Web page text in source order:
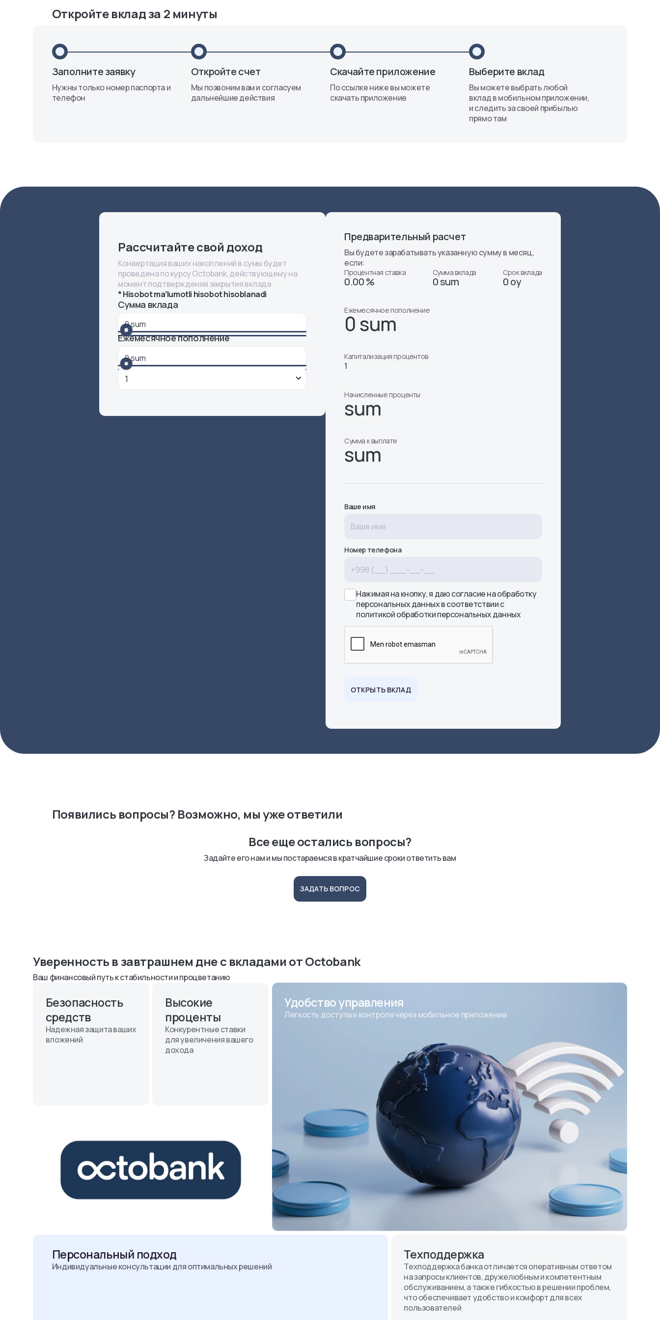
Откройте вклад за 2 минуты
Заполните заявку
Нужны только номер паспорта и
телефон
Откройте счет
Мы позвоним вам и согласуем
дальнейшие действия
Скачайте приложение
По ссылке ниже вы можете
скачать приложение
Выберите вклад
Вы можете выбрать любой
вклад в мобильном приложении,
и следить за своей прибылью
прямо там
Рассчитайте свой доход
Конвертация ваших накоплений в сумы будет
проведена по курсу Octobank, действующему на
момент подтверждения закрытия вклада
* Hisobot maʼlumotli hisobot hisoblanadi
Сумма вклада
Ежемесячное пополнение
Предварительный расчет
Вы будете зарабатывать указанную сумму в месяц,
если:
Процентная ставка
0.00 %
Сумма вклада
0 sum
Срок вклада
0 oy
Ежемесячное пополнение
0 sum
Капитализация процентов
1
Начисленные проценты
sum
Сумма к выплате
sum
Ваше имя
Номер телефона
Нажимая на кнопку, я даю согласие на обработку
персональных данныхв соответствии с
политикой обработки персональных данных
ОТКРЫТЬ ВКЛАД
Появились вопросы? Возможно, мы уже ответили
Все еще остались вопросы?
Задайте его нам и мы постараемся в кратчайшие сроки ответить вам
ЗАДАТЬ ВОПРОС
Уверенность в завтрашнем дне с вкладами от Octobank
Ваш финансовый путь к стабильности и процветанию
Безопасность
средств
Надежная защита ваших
вложений
Высокие
проценты
Конкурентные ставки
для увеличения вашего
дохода
Удобство управления
Легкость доступа и контроля через мобильное приложение
Персональный подход
Индивидуальные консультации для оптимальных решений
Техподдержка
Техподдержка банка отличается оперативным ответом
на запросы клиентов, дружелюбным и компетентным
обслуживанием, а также гибкостью в решении проблем,
что обеспечивает удобство и комфорт для всех
пользователей